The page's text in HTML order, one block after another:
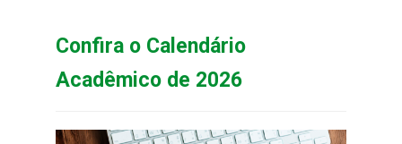
Confira o Calendário
Acadêmico de 2026